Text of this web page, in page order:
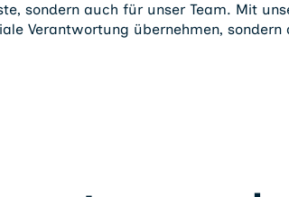
sondern auch für unser Team. Mit
Verantwortung übernehmen,